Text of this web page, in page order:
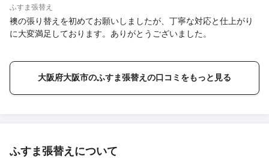
ふすま張替え
襖の張り替えを初めてお願いしましたが、丁寧な対応と仕上がり
に大変満足しております。ありがとうございました。
大阪府大阪市のふすま張替えの口コミをもっと見る
ふすま張替えについて